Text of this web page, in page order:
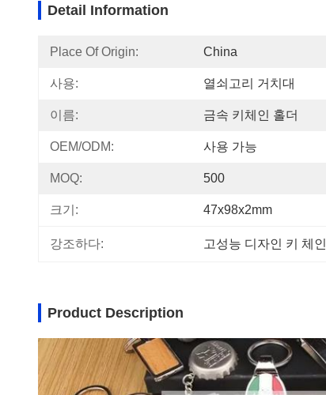
Detail Information
Place Of Origin: China
사용: 열쇠고리 거치대
이름: 금속 키체인 홀더
OEM/ODM: 사용 가능
MOQ: 500
크기: 47x98x2mm
강조하다: 고성능 디자인 키 체인
Product Description